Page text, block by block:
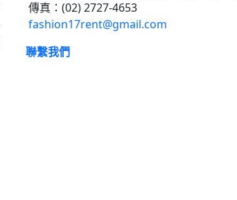
傳真：(02) 2727-4653
fashion17rent@gmail.com
聯繫我們